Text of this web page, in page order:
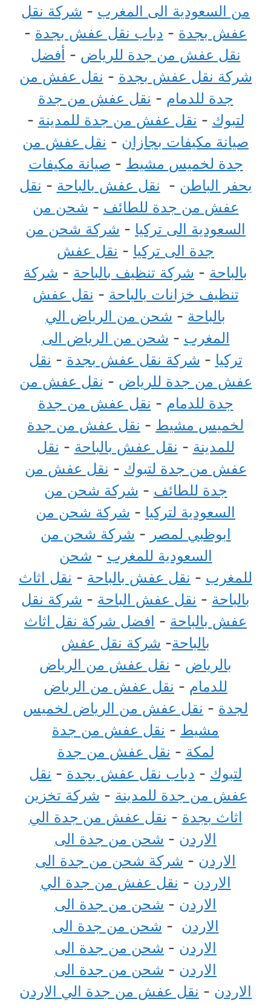
من السعودية الى المغرب - شركة نقل
عفش بجدة - دباب نقل عفش بجدة -
نقل عفش من جدة للرياض - أفضل
شركة نقل عفش بجدة - نقل عفش من
جدة للدمام - نقل عفش من جدة
لتبوك - نقل عفش من جدة للمدينة -
صيانة مكيفات بجازان - نقل عفش من
جدة لخميس مشيط - صيانة مكيفات
بحفر الباطن - نقل عفش بالباحة - نقل
عفش من جدة للطائف - شحن من
السعودية الى تركيا - شركة شحن من
جدة الى تركيا - نقل عفش
بالباحة - شركة تنظيف بالباحة - شركة
تنظيف خزانات بالباحة - نقل عفش
بالباحة - شحن من الرياض الي
المغرب - شحن من الرياض الى
تركيا - شركة نقل عفش بجدة - نقل
عفش من جدة للرياض - نقل عفش من
جدة للدمام - نقل عفش من جدة
لخميس مشيط - نقل عفش من جدة
للمدينة - نقل عفش بالباحة - نقل
عفش من جدة لتبوك - نقل عفش من
جدة للطائف - شركة شحن من
السعودية لتركيا - شركة شحن من
ابوظبي لمصر - شركة شحن من
السعودية للمغرب - شحن
للمغرب - نقل عفش بالباحة - نقل اثاث
بالباحة - نقل عفش الباحة - شركة نقل
عفش بالباحة - افضل شركة نقل اثاث
بالباحة- شركة نقل عفش
بالرياض - نقل عفش من الرياض
للدمام - نقل عفش من الرياض
لجدة - نقل عفش من الرياض لخميس
مشيط - نقل عفش من جدة
لمكة - نقل عفش من جدة
لتبوك - دباب نقل عفش بجدة - نقل
عفش من جدة للمدينة - شركة تخزين
اثاث بجدة - نقل عفش من جدة الي
الاردن - شحن من جدة الى
الاردن - شركة شحن من جدة الى
الاردن - نقل عفش من جدة الي
الاردن - شحن من جدة الى
الاردن - شحن من جدة الى
الاردن - شحن من جدة الى
الاردن - شحن من جدة الى
الاردن - نقل عفش من جدة الي الاردن